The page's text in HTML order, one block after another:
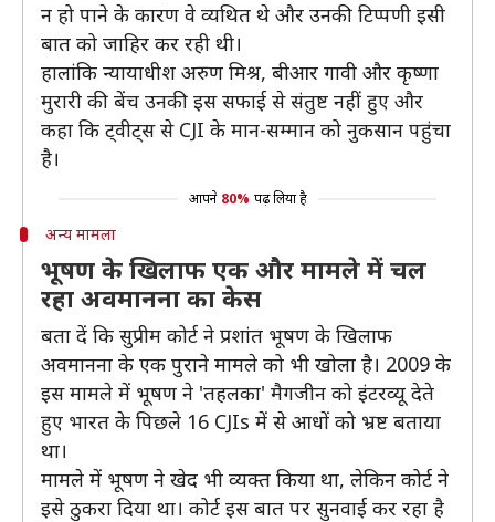
न हो पाने के कारण वे व्यथित थे और उनकी टिप्पणी इसी
बात को जाहिर कर रही थी।
हालांकि न्यायाधीश अरुण मिश्र, बीआर गावी और कृष्णा
मुरारी की बेंच उनकी इस सफाई से संतुष्ट नहीं हुए और
कहा कि ट्वीट्स से CJI के मान-सम्मान को नुकसान पहुंचा
है।
आपने 80% पढ़ लिया है
अन्य मामला
भूषण के खिलाफ एक और मामले में चल
रहा अवमानना का केस
बता दें कि सुप्रीम कोर्ट ने प्रशांत भूषण के खिलाफ
अवमानना के एक पुराने मामले को भी खोला है। 2009 के
इस मामले में भूषण ने 'तहलका' मैगजीन को इंटरव्यू देते
हुए भारत के पिछले 16 CJIs में से आधों को भ्रष्ट बताया
था।
मामले में भूषण ने खेद भी व्यक्त किया था, लेकिन कोर्ट ने
इसे ठुकरा दिया था। कोर्ट इस बात पर सुनवाई कर रहा है